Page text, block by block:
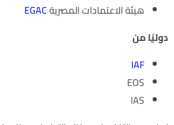
هيئة الاعتمادات المصريةEGAC
دوليًا من
IAF
EOS
IAS